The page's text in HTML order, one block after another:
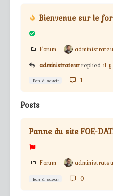
Bienvenue sur le forum des
Forum
administrateur replied il y
Bon à savoir 1
Posts
Panne du site FOE-
Forum
Bon à savoir 0